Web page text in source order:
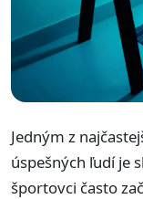
Jedným z
úspešných ľudí je
športovci často